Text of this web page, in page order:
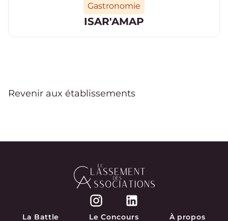
ISAR'AMAP
Catégorie
Gastronomie
Revenir aux établissements
InstagramLinkedIn
Navigation Secondaire
La Battle Le Concours À propos